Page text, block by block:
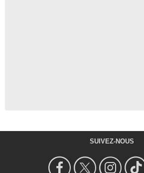
SUIVEZ-NOUS